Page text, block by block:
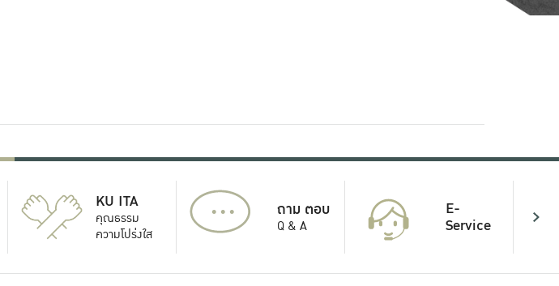
KU ITA
คุณธรรม
ความโปร่งใส
... ถาม ตอบ
Q & A
E-
Service